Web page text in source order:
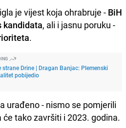
je vijest koja ohrabruje - BiH
kandidata, ali i jasnu poruku -
.
strane Drine | Dragan Banjac: Plemenski
pobijedio
urađeno - nismo se pomjerili
tako završiti i 2023. godina.